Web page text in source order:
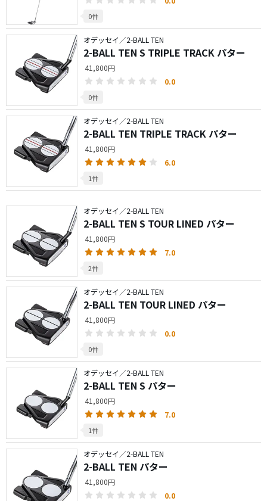
0件
オデッセイ／2-BALL TEN
2-BALL TEN S TRIPLE TRACK パター
41,800円
0.0
0件
オデッセイ／2-BALL TEN
2-BALL TEN TRIPLE TRACK パター
41,800円
6.0
1件
オデッセイ／2-BALL TEN
2-BALL TEN S TOUR LINED パター
41,800円
7.0
2件
オデッセイ／2-BALL TEN
2-BALL TEN TOUR LINED パター
41,800円
0.0
0件
オデッセイ／2-BALL TEN
2-BALL TEN S パター
41,800円
7.0
1件
オデッセイ／2-BALL TEN
2-BALL TEN パター
41,800円
0.0